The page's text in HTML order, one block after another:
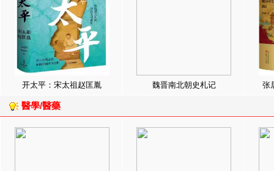
开太平：宋太祖赵匡胤 魏晋南北朝史札记 张
醫學/醫藥